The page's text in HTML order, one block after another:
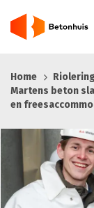
en
naar
inhoud
gaan
Home
Riolering
Martens beton
en